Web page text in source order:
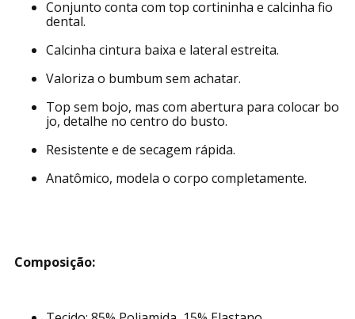
Conjunto conta com top cortininha e calcinha fio
dental.
Calcinha cintura baixa e lateral estreita.
Valoriza o bumbum sem achatar.
Top sem bojo, mas com abertura para colocar bo
jo, detalhe no centro do busto.
Resistente e de secagem rápida.
Anatômico, modela o corpo completamente.
Composição: